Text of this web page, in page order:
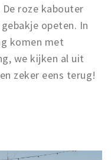
roze kabouter
opeten. In
komen met
we kijken al uit
zeker eens terug!